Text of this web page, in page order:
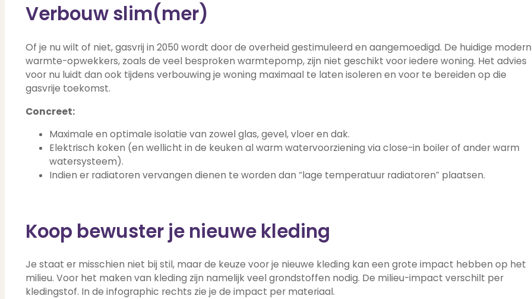
Verbouw slim(mer)
Of je nu wilt of niet, gasvrij in 2050 wordt door de overheid gestimuleerd en aangemoedigd. De huidige
warmte-opwekkers, zoals de veel besproken warmtepomp, zijn niet geschikt voor iedere woning. Het advies
voor nu luidt dan ook tijdens verbouwing je woning maximaal te laten isoleren en voor te bereiden op die
gasvrije toekomst.
Concreet:
Maximale en optimale isolatie van zowel glas, gevel, vloer en dak.
Elektrisch koken (en wellicht in de keuken al warm watervoorziening via close-in boiler of ander warm
watersysteem).
Indien er radiatoren vervangen dienen te worden dan “lage temperatuur radiatoren” plaatsen.
Koop bewuster je nieuwe kleding
Je staat er misschien niet bij stil, maar de keuze voor je nieuwe kleding kan een grote impact hebben op het
milieu. Voor het maken van kleding zijn namelijk veel grondstoffen nodig. De milieu-impact verschilt per
kledingstof. In de infographic rechts zie je de impact per materiaal.